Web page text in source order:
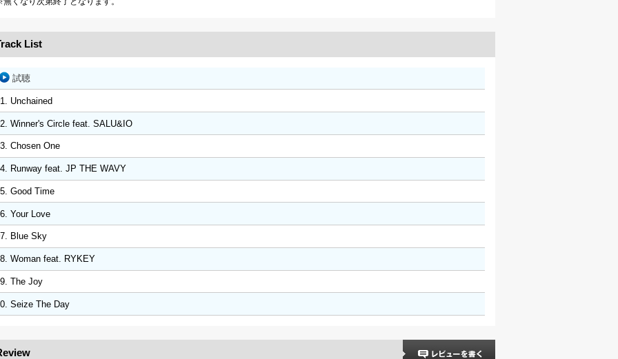
List
試聴
Unchained
Winner's Circle feat. SALU&IO
Chosen One
Runway feat. JP THE WAVY
Good Time
Your Love
Blue Sky
Woman feat. RYKEY
The Joy
Seize The Day